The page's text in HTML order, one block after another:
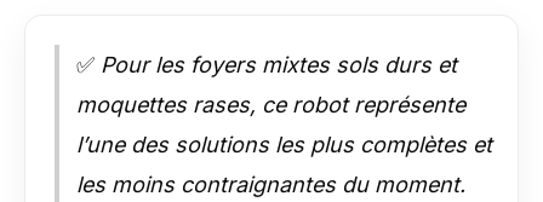
✅ Pour les foyers mixtes sols durs et
moquettes rases, ce robot représente
l’une des solutions les plus complètes et
les moins contraignantes du moment.